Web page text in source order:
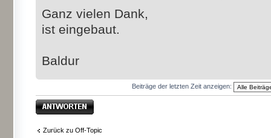
Ganz vielen Dank,
ist eingebaut.
Baldur
Beiträge der letzten Zeit anzeigen:
Antwort erstellen
Zurück zu Off-Topic